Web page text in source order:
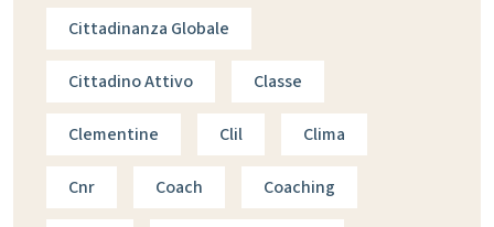
Cittadinanza Globale
Cittadino Attivo Classe
Clementine Clil Clima
Cnr Coach Coaching